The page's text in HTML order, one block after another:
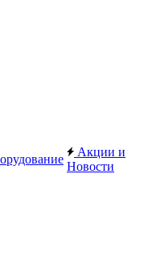
Акции и
Новости